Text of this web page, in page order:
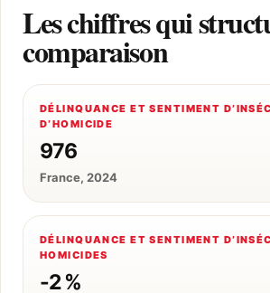
Les chiffres qui
comparaison
DÉLINQUANCE ET SENTIMENT
D’HOMICIDE
976
France, 2024
DÉLINQUANCE ET SENTIMENT
HOMICIDES
-2 %